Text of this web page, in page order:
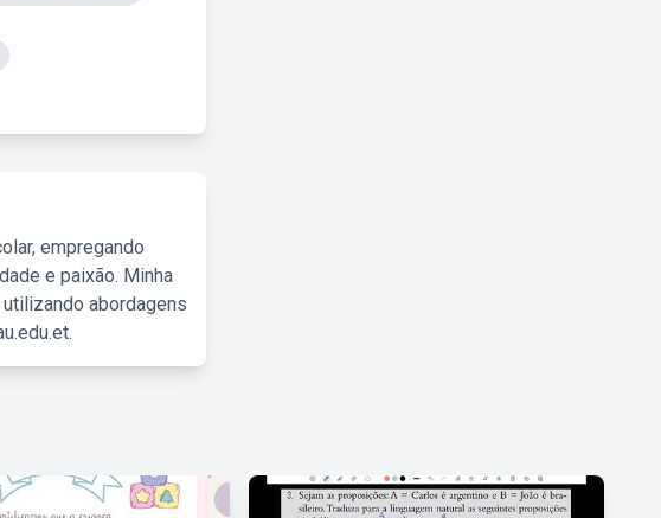
empregando
e paixão. Minha
abordagens